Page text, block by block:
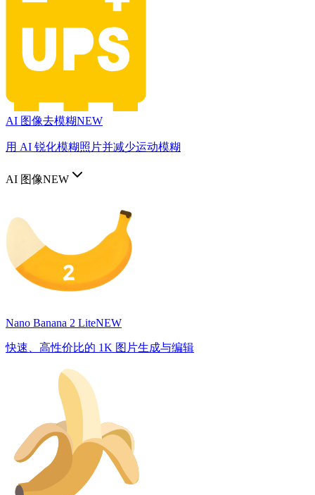
AI 图像去模糊NEW
用 AI 锐化模糊照片并减少运动模糊
AI 图像NEW
Nano Banana 2 LiteNEW
快速、高性价比的 1K 图片生成与编辑